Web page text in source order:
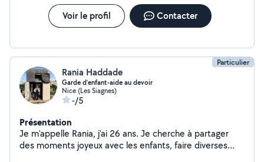
Voir le profil Contacter
Particulier
Rania Haddade
Garde d’enfant-aide au devoir
Nice (Les Siagnes)
-/5
Présentation
Je m'appelle Rania, j'ai 26 ans. Je cherche à partager
des moments joyeux avec les enfants, faire diverses